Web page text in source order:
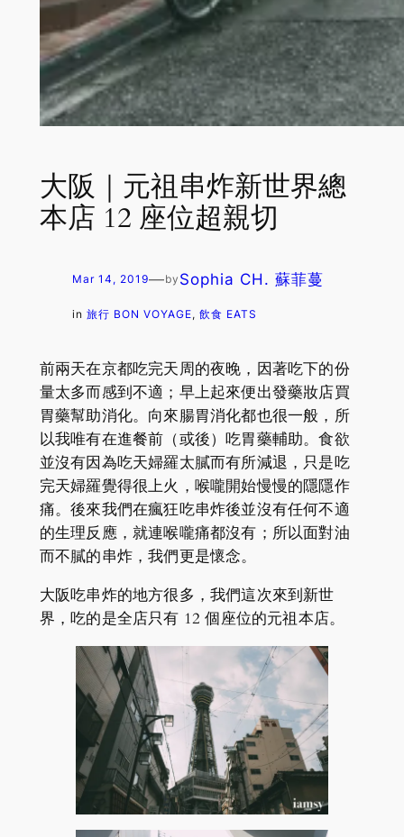
大阪｜元祖串炸新世界總
本店 12 座位超親切
Mar 14, 2019—by Sophia CH. 蘇菲蔓
in 旅行 BON VOYAGE, 飲食 EATS
前兩天在京都吃完天周的夜晚，因著吃下的份
量太多而感到不適；早上起來便出發藥妝店買
胃藥幫助消化。向來腸胃消化都也很一般，所
以我唯有在進餐前（或後）吃胃藥輔助。食欲
並沒有因為吃天婦羅太膩而有所減退，只是吃
完天婦羅覺得很上火，喉嚨開始慢慢的隱隱作
痛。後來我們在瘋狂吃串炸後並沒有任何不適
的生理反應，就連喉嚨痛都沒有；所以面對油
而不膩的串炸，我們更是懷念。
大阪吃串炸的地方很多，我們這次來到新世
界，吃的是全店只有 12 個座位的元祖本店。